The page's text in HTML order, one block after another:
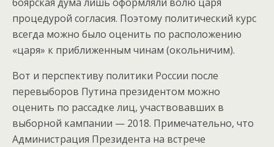
процедурой согласия. Поэтому политический курс
всегда можно было оценить по расположению
«царя» к приближенным чинам (окольничим).
Вот и перспективу политики России после
перевыборов Путина президентом можно
оценить по рассадке лиц, участвовавших в
выборной кампании — 2018. Примечательно, что
Администрация Президента на встрече